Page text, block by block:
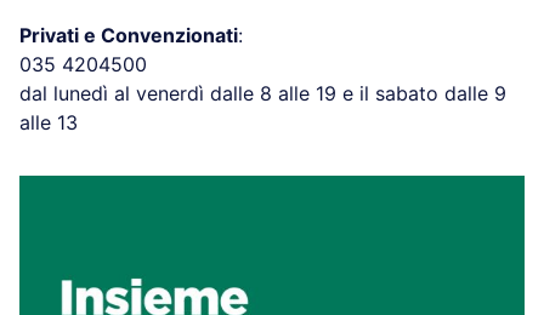
Privati e Convenzionati:
035 4204500
dal lunedì al venerdì dalle 8 alle 19 e il sabato dalle 9
alle 13